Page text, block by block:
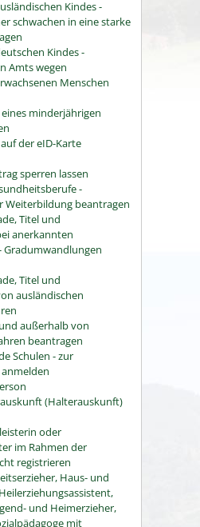
Kindes -
schwachen in eine starke
Kindes -
Amts wegen
Menschen
minderjährigen
der eID-Karte
sperren lassen
-
Weiterbildung beantragen
Titel und
anerkannten
Gradumwandlungen
Titel und
ausländischen
außerhalb von
beantragen
Schulen - zur
(Halterauskunft)
oder
im Rahmen der
registrieren
Haus- und
und Heimerzieher,
mit